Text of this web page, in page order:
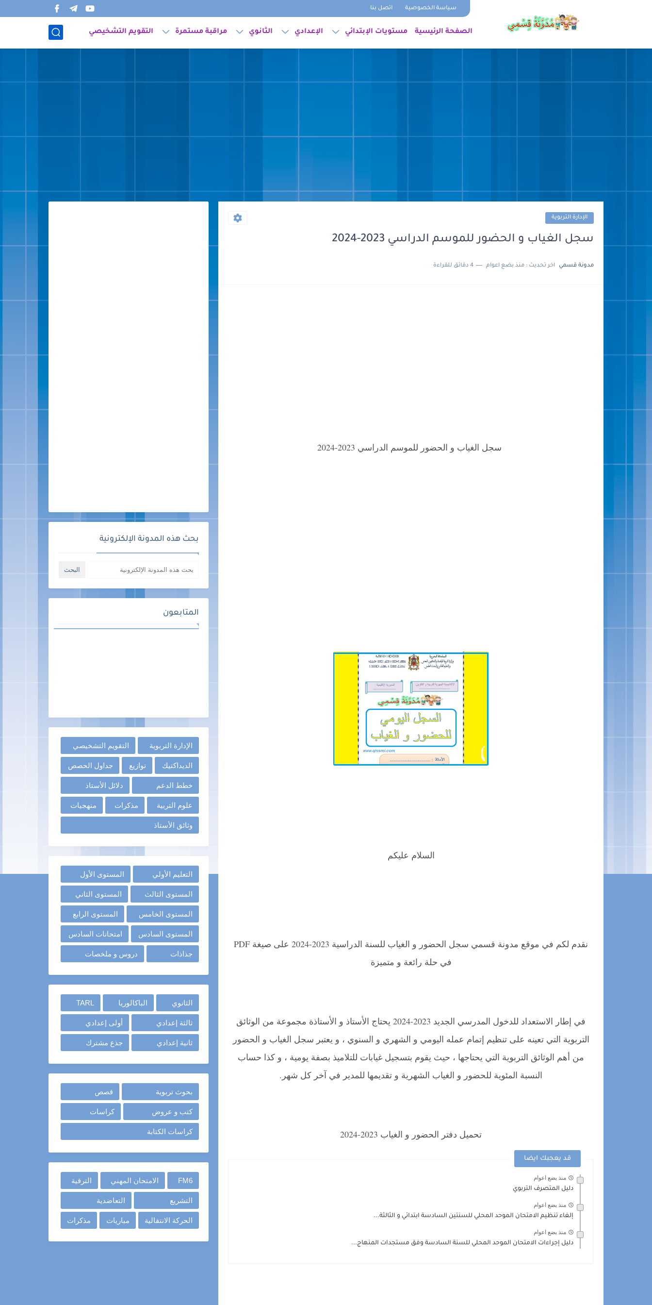
سياسة الخصوصية اتصل بنا
الصفحة الرئيسية مستويات الإبتدائي الإعدادي الثانوي مراقبة مستمرة التقويم التشخيصي
الإدارة التربوية
سجل الغياب و الحضور للموسم الدراسي 2023-2024
مدونة قسمي اخر تحديث : منذ بضع اعوام 4 دقائق للقراءة
سجل الغياب و الحضور للموسم الدراسي 2023-2024
السلام عليكم
نقدم لكم في موقع مدونة قسمي سجل الحضور و الغياب للسنة الدراسية 2023-2024 على صيغة PDF
في حلة رائعة و متميزة
في إطار الاستعداد للدخول المدرسي الجديد 2023-2024 يحتاج الأستاذ و الأستاذة مجموعة من الوثائق
التربوية التي تعينه على تنظيم إتمام عمله اليومي و الشهري و السنوي ، و يعتبر سجل الغياب و الحضور
من أهم الوثائق التربوية التي يحتاجها ، حيث يقوم بتسجيل غيابات للتلاميذ بصفة يومية ، و كذا حساب
النسبة المئوية للحضور و الغياب الشهرية و تقديمها للمدير في آخر كل شهر.
تحميل دفتر الحضور و الغياب 2023-2024
قد يعجبك ايضا
منذ بضع اعوام
دليل المتصرف التربوي
منذ بضع اعوام
إلغاء تنظيم الامتحان الموحد المحلي للسنتين السادسة ابتدائي و الثالثة...
منذ بضع اعوام
دليل إجراءات الامتحان الموحد المحلي للسنة السادسة وفق مستجدات المنهاج...
بحث هذه المدونة الإلكترونية
المتابعون
الإدارة التربوية التقويم التشخيصي
الديداكتيك توازيع جداول الحصص
خطط الدعم دلائل الأستاذ
علوم التربية مذكرات منهجيات
وثائق الأستاذ
التعليم الأولي المستوى الأول
المستوى الثالث المستوى الثاني
المستوى الخامس المستوى الرابع
المستوى السادس امتحانات السادس
جذاذات دروس و ملخصات
الثانوي الباكالوريا TARL
ثالثة إعدادي أولى إعدادي
ثانية إعدادي جذع مشترك
بحوث تربوية قصص
كتب و عروض كراسات
كراسات الكتابة
FM6 الامتحان المهني الترقية
التشريع التعاضدية
الحركة الانتقالية مباريات مذكرات